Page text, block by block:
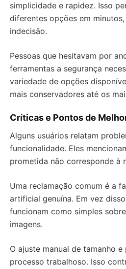
simplicidade e rapidez. Isso
diferentes opções em
indecisão.
Pessoas que hesitavam por
ferramentas a segurança
variedade de opções
mais conservadores até os
Críticas e Pontos de
Alguns usuários relatam
funcionalidade. Eles
prometida não corresponde à
Uma reclamação comum é a
artificial genuína. Em vez
funcionam como simples
imagens.
O ajuste manual de tamanho
processo trabalhoso. Isso